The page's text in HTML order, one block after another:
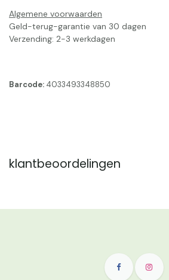
Algemene voorwaarden
Geld-terug-garantie van 30 dagen
Verzending: 2-3 werkdagen
Barcode: 4033493348850
klantbeoordelingen